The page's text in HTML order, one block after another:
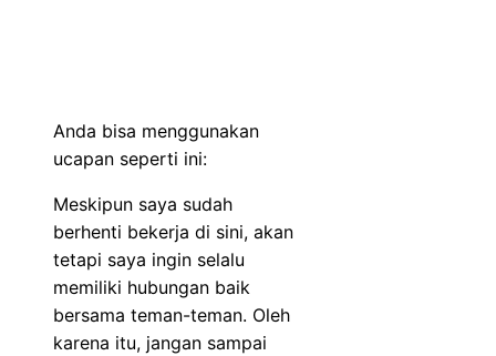
Anda bisa menggunakan
ucapan seperti ini:
Meskipun saya sudah
berhenti bekerja di sini, akan
tetapi saya ingin selalu
memiliki hubungan baik
bersama teman-teman. Oleh
karena itu, jangan sampai